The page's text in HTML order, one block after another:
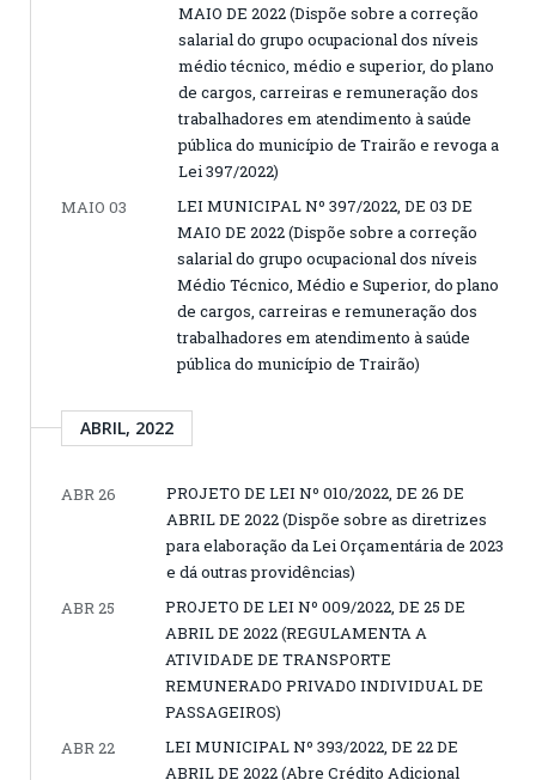
MAIO DE 2022 (Dispõe sobre a correção
salarial do grupo ocupacional dos níveis
médio técnico, médio e superior, do plano
de cargos, carreiras e remuneração dos
trabalhadores em atendimento à saúde
pública do município de Trairão e revoga a
Lei 397/2022)
MAIO 03
LEI MUNICIPAL Nº 397/2022, DE 03 DE
MAIO DE 2022 (Dispõe sobre a correção
salarial do grupo ocupacional dos níveis
Médio Técnico, Médio e Superior, do plano
de cargos, carreiras e remuneração dos
trabalhadores em atendimento à saúde
pública do município de Trairão)
ABRIL, 2022
ABR 26
PROJETO DE LEI Nº 010/2022, DE 26 DE
ABRIL DE 2022 (Dispõe sobre as diretrizes
para elaboração da Lei Orçamentária de 2023
e dá outras providências)
ABR 25
PROJETO DE LEI Nº 009/2022, DE 25 DE
ABRIL DE 2022 (REGULAMENTA A
ATIVIDADE DE TRANSPORTE
REMUNERADO PRIVADO INDIVIDUAL DE
PASSAGEIROS)
ABR 22
LEI MUNICIPAL Nº 393/2022, DE 22 DE
ABRIL DE 2022 (Abre Crédito Adicional